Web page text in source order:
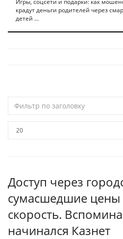
Игры, соцсети и подарки: как
крадут деньги родителей через
детей ...
по
Доступ через
сумасшедшие цены
скорость.
начинался Казнет